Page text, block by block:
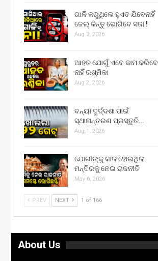
ଗାଳି କରୁଥିଲେ ହୁଏତ ଯିବେନାହିଁ
ଜେଲ୍ କିନ୍ତୁ ଭୋଗିବେ ସଜା !
Aug 3, 2026
ଆହତ ଯୋଗୁଁ ଏବେ କାମ କରିବେ
ନାହିଁ ରଶ୍ମିକା
Aug 2, 2026
ବନ୍ୟା ଦୁର୍ଦ୍ଦଶା ପାଇଁ
ସ୍ଥାନାନ୍ତରଣ ପ୍ରସ୍ତୁତି…
Aug 1, 2026
ଯୋଗୀଙ୍କୁ କାଳ ହୋଇଥିଲା
ମନ୍ଦିରକୁ ନେଇ ରାଜନୀତି
May 6, 2026
PREV NEXT 1 of 166
About Us